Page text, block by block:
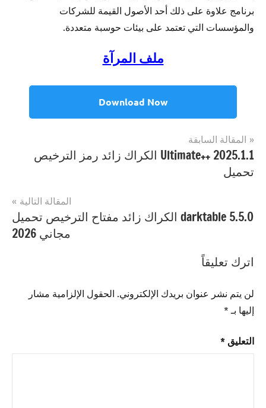
برنامج علاوة على ذلك أحد الأصول القيمة للشركات
والمؤسسات التي تعتمد على بيئات حوسبة متعددة.
ملف المرآة
Download Now
مصنف
ب
Xmanager
Xmanager
Xmanager
رمز
Xmanager
شبابيك
كجن
Internet
تصفّح
المقالات
المقالة السابقة
Ultimate++ 2025.1.1 الكراك زائد رمز الترخيص
تحميل
المقالة التالية
darktable 5.5.0 الكراك زائد مفتاح الترخيص تحميل
مجاني 2026
اترك تعليقاً
لن يتم نشر عنوان بريدك الإلكتروني. الحقول الإلزامية مشار
إليها بـ *
التعليق *